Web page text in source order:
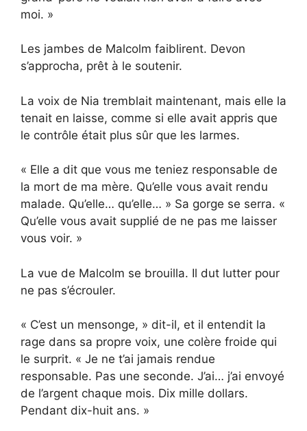
moi. »
Les jambes de Malcolm faiblirent. Devon
s’approcha, prêt à le soutenir.
La voix de Nia tremblait maintenant, mais elle la
tenait en laisse, comme si elle avait appris que
le contrôle était plus sûr que les larmes.
« Elle a dit que vous me teniez responsable de
la mort de ma mère. Qu’elle vous avait rendu
malade. Qu’elle… qu’elle… » Sa gorge se serra. «
Qu’elle vous avait supplié de ne pas me laisser
vous voir. »
La vue de Malcolm se brouilla. Il dut lutter pour
ne pas s’écrouler.
« C’est un mensonge, » dit-il, et il entendit la
rage dans sa propre voix, une colère froide qui
le surprit. « Je ne t’ai jamais rendue
responsable. Pas une seconde. J’ai… j’ai envoyé
de l’argent chaque mois. Dix mille dollars.
Pendant dix-huit ans. »